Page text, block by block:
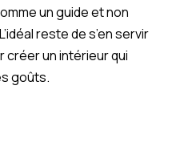
un guide et non
reste de s’en servir
créer un intérieur qui
goûts.